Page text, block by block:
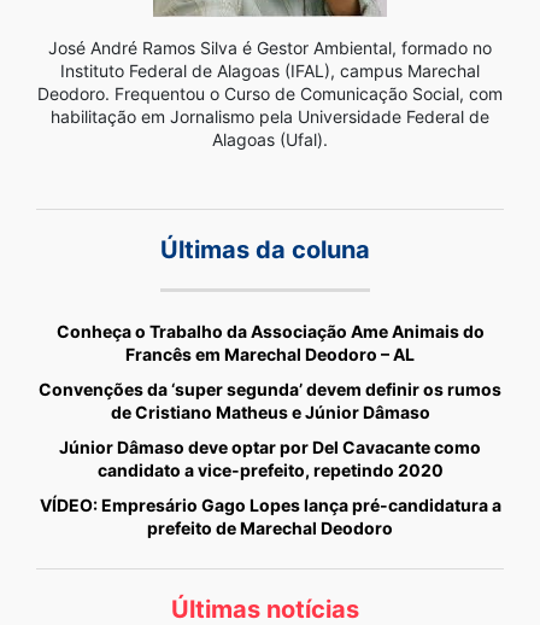
José André Ramos Silva é Gestor Ambiental, formado no
Instituto Federal de Alagoas (IFAL), campus Marechal
Deodoro. Frequentou o Curso de Comunicação Social, com
habilitação em Jornalismo pela Universidade Federal de
Alagoas (Ufal).
Últimas da coluna
Conheça o Trabalho da Associação Ame Animais do
Francês em Marechal Deodoro – AL
Convenções da ‘super segunda’ devem definir os rumos
de Cristiano Matheus e Júnior Dâmaso
Júnior Dâmaso deve optar por Del Cavacante como
candidato a vice-prefeito, repetindo 2020
VÍDEO: Empresário Gago Lopes lança pré-candidatura a
prefeito de Marechal Deodoro
Últimas notícias